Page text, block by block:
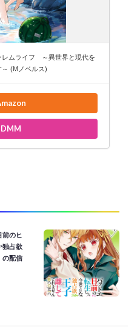
レムライフ ～異世界と現代を
(Mノベルス)
DMM
前のヒ
独占欲
の配信